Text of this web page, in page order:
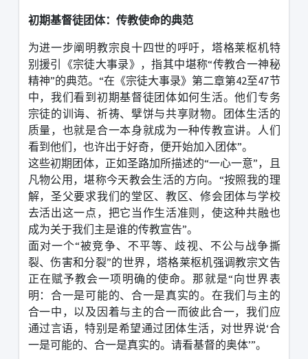
初期基督徒团体：传教使命的典范
为进一步阐明教宗良十四世的呼吁，塔格莱枢机特
别援引《宗徒大事录》，指其中堪称“传教合一神秘
精神”的典范。 “在《宗徒大事录》第二章第42至47节
中，我们看到初期基督徒团体如何生活。他们专务
宗徒的训诲、祈祷、擘饼与共享财物。团体生活的
质量，也就是合一本身就成为一种传教宣讲。人们
看到他们，也许出于好奇，便开始加入团体”。
这些初期团体，正如圣路加所描述的“一心一意”，且
凡物公用，堪称今天教会生活的方向。 “按照我的理
解，圣父要求我们的堂区、教区、修会团体与学校
去活出这一点，把它当作生活准则，使这种共融也
成为关于我们主是谁的传教宣告”。
面对一个“被竞争、不平等、歧视、不公与战争撕
裂、伤害和分裂”的世界，塔格莱枢机强调教宗文告
正在赋予教会一项明确的使命。那就是“向世界表
明：合一是可能的、合一是真实的。在我们与主的
合一中，以及因着与主的合一而彼此合一，我们应
通过言语，特别是希望通过团体生活，对世界说‘合
一是可能的、合一是真实的。请看基督的奥体’”。